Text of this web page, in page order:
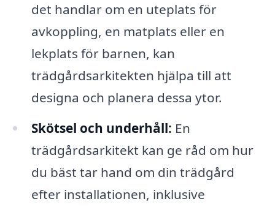
det handlar om en uteplats för
avkoppling, en matplats eller en
lekplats för barnen, kan
trädgårdsarkitekten hjälpa till att
designa och planera dessa ytor.
Skötsel och underhåll: En
trädgårdsarkitekt kan ge råd om hur
du bäst tar hand om din trädgård
efter installationen, inklusive